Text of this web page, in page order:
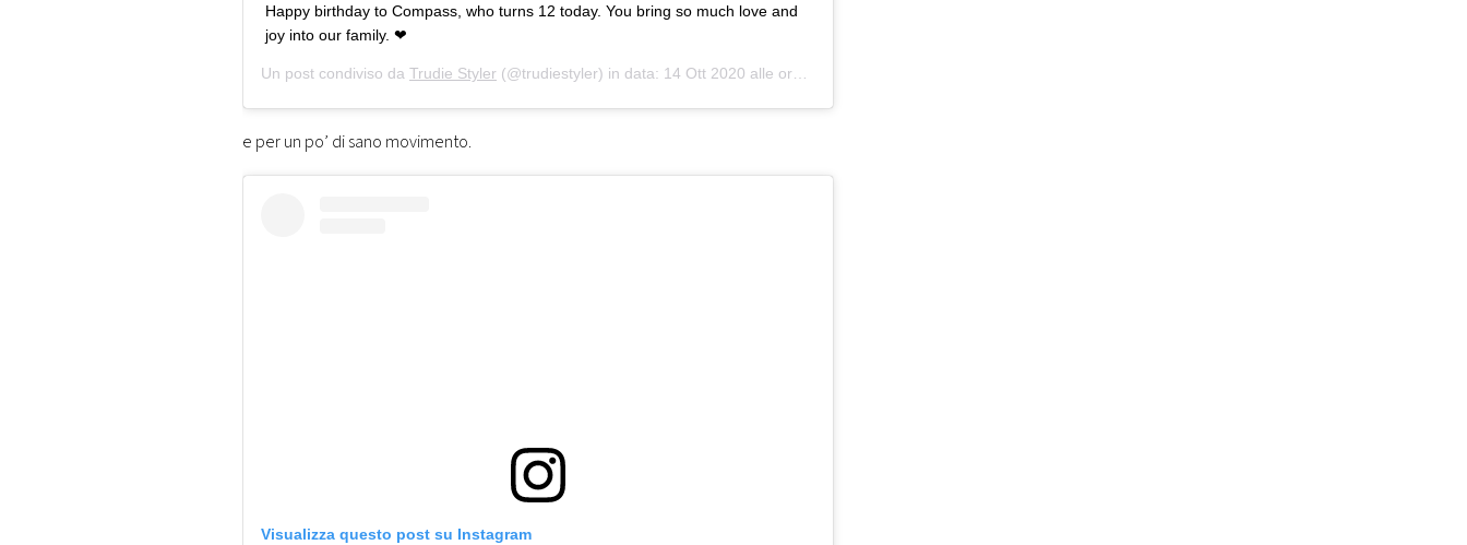
Happy birthday to Compass, who turns 12 today. You bring so much love and
joy into our family. ❤
Un post condiviso da Trudie Styler (@trudiestyler) in data: 14 Ott 2020 alle ore 6:38 PDT
e per un po’ di sano movimento.
Visualizza questo post su Instagram